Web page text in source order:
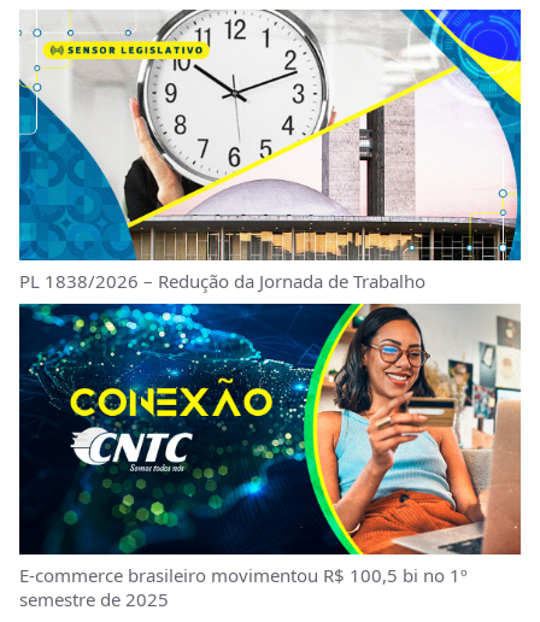
PL 1838/2026 – Redução da Jornada de Trabalho
E-commerce brasileiro movimentou R$ 100,5 bi no 1º
semestre de 2025